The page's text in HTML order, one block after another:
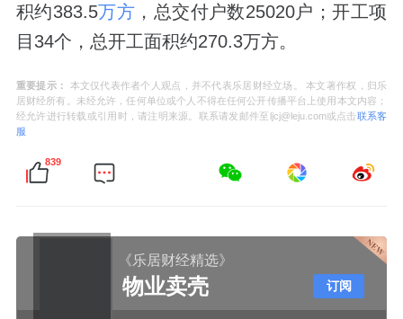
积约383.5万方 ，总交付户数25020户；开工项
目34个，总开工面积约270.3万方。
重要提示：
本文仅代表作者个人观点，并不代表乐居财经立场。 本文著作权，归乐
居财经所有。未经允许，任何单位或个人不得在任何公开传播平台上使用本文内容；
经允许进行转载或引用时，请注明来源。联系请发邮件至ljcj@leju.com或点击联系客
服
839
《乐居财经精选》
物业卖壳 订阅